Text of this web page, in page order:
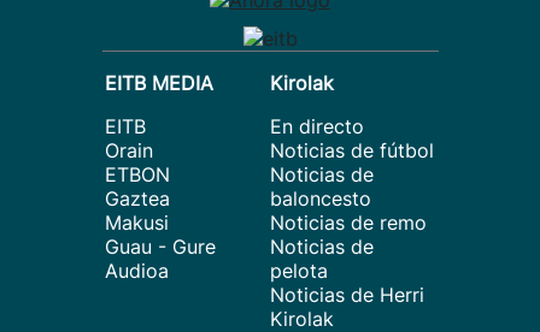
EITB MEDIA
EITB
Orain
ETBON
Gaztea
Makusi
Guau - Gure
Audioa
Kirolak
En directo
Noticias de fútbol
Noticias de
baloncesto
Noticias de remo
Noticias de
pelota
Noticias de Herri
Kirolak